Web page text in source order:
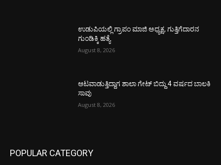
ಉಡುಪಿಯಲ್ಲಿ ಗ್ರಾಪಂ ಮಾಜಿ ಅಧ್ಯಕ್ಷ, ಗುತ್ತಿಗೆದಾರನ
ಗುಂಡಿಕ್ಕಿ ಹತ್ಯೆ
August 8, 2026
ಆಟವಾಡುತ್ತಿದ್ದಾಗ ಶಾಲಾ ಗೇಟ್‌ ಬಿದ್ದು 4 ವರ್ಷದ ಬಾಲಕಿ
ಸಾವು
August 8, 2026
POPULAR CATEGORY